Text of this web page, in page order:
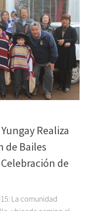
Realiza
de Bailes
de
La comunidad